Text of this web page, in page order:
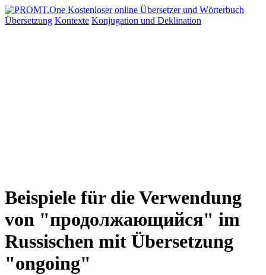
Übersetzung Kontexte Konjugation und Deklination
Beispiele für die Verwendung
von "продолжающийся" im
Russischen mit Übersetzung
"ongoing"